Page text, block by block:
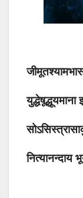
युद्धेषूद्धूयमाना